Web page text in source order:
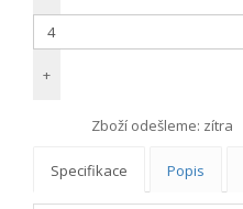
+
Zboží odešleme: zítra
Specifikace Popis